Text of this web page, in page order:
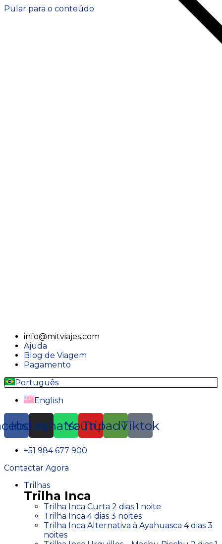
Pular para o conteúdo
info@mitviajes.com
Ajuda
Blog de Viagem
Pagamento
Português
English
Instagram
Whatsapp
Youtube
Tripadvisor
Tiktok
+51 984 677 900
Contactar Agora
Trilhas
Trilha Inca
Trilha Inca Curta 2 dias 1 noite
Trilha Inca 4 dias 3 noites
Trilha Inca Alternativa à Ayahuasca 4 dias 3
noites
POPULAR